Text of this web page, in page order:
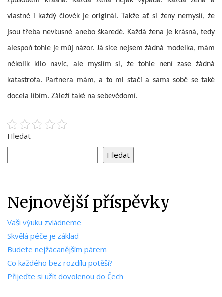
vlastně i každý člověk je originál. Takže ať si ženy nemyslí, že
jsou třeba nevkusné anebo škaredé. Každá žena je krásná, tedy
alespoň tohle je můj názor. Já sice nejsem žádná modelka, mám
několik kilo navíc, ale myslím si, že tohle není zase žádná
katastrofa. Partnera mám, a to mi stačí a sama sobě se také
docela líbím. Záleží také na sebevědomí.
Hledat
Hledat
Nejnovější příspěvky
Vaši výuku zvládneme
Skvělá péče je základ
Budete nejžádanějším párem
Co každého bez rozdílu potěší?
Přijeďte si užít dovolenou do Čech